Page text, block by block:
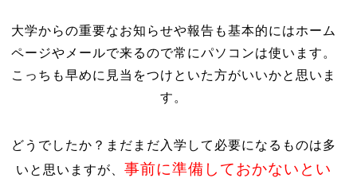
大学からの重要なお知らせや報告も基本的にはホーム
ページやメールで来るので常にパソコンは使います。
こっちも早めに見当をつけといた方がいいかと思いま
す。
どうでしたか？まだまだ入学して必要になるものは多
いと思いますが、事前に準備しておかないとい